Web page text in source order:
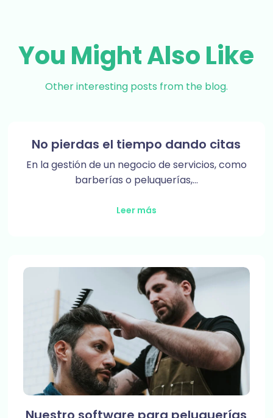
You Might Also Like
Other interesting posts from the blog.
No pierdas el tiempo dando citas
En la gestión de un negocio de servicios, como
barberías o peluquerías,…
Leer más